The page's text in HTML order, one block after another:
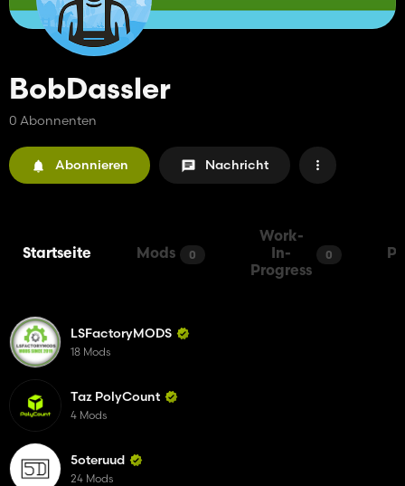
BobDassler
0 Abonnenten
Abonnieren Nachricht
Startseite Mods 0
Work-
In-
Progress
0
LSFactoryMODS
18 Mods
Taz PolyCount
4 Mods
5oteruud
24 Mods